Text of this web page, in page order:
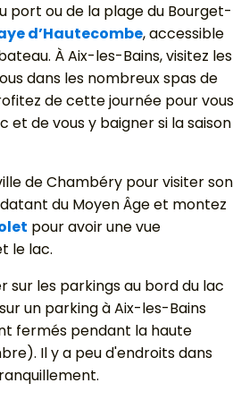
port ou de la plage du Bourget-
d’Hautecombe, accessible
À Aix-les-Bains, visitez les
dans les nombreux spas de
de cette journée pour vous
et de vous y baigner si la saison
de Chambéry pour visiter son
du Moyen Âge et montez
pour avoir une vue
le lac.
sur les parkings au bord du lac
un parking à Aix-les-Bains
fermés pendant la haute
Il y a peu d'endroits dans